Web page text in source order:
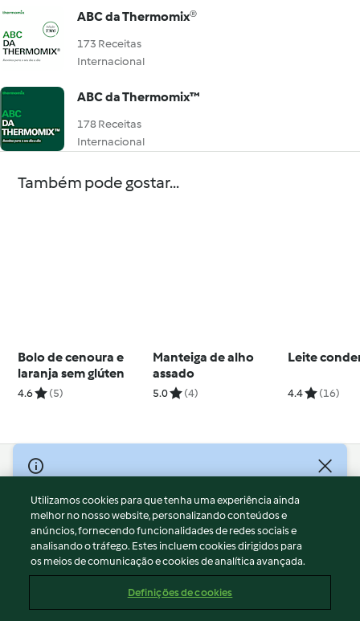
ABC da Thermomix®
173 Receitas
Internacional
ABC da Thermomix™
178 Receitas
Internacional
Também pode gostar...
Bolo de cenoura e
laranja sem glúten
4.6 (5)
Manteiga de alho
assado
5.0 (4)
Leite
4.4 (16)
© Copyright 2026
Termos de Utilização
Aviso sobre Proteção de Dados
Aviso
Apoio legal
Conteúdo do relatório
Utilizamos cookies para que tenha uma experiência ainda
melhor no nosso website, personalizando conteúdos e
anúncios, fornecendo funcionalidades de redes sociais e
analisando o tráfego. Estes incluem cookies dirigidos para
os meios de comunicação e cookies de analítica avançada.
Definições de cookies